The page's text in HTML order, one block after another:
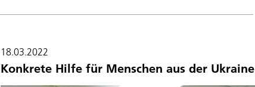
18.03.2022
Konkrete Hilfe für Menschen aus der Ukraine